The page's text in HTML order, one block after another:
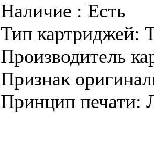
Наличие : Есть
Тип картриджей:
Производитель
Признак
Принцип печати: